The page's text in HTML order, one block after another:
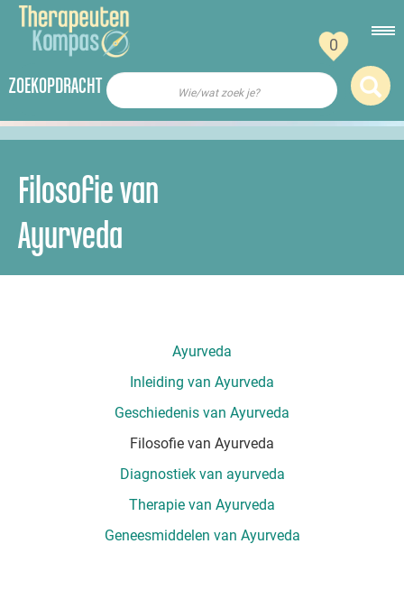
0
ZOEKOPDRACHT Wie/wat zoek je?
Filosofie van
Ayurveda
Ayurveda
Inleiding van Ayurveda
Geschiedenis van Ayurveda
Filosofie van Ayurveda
Diagnostiek van ayurveda
Therapie van Ayurveda
Geneesmiddelen van Ayurveda